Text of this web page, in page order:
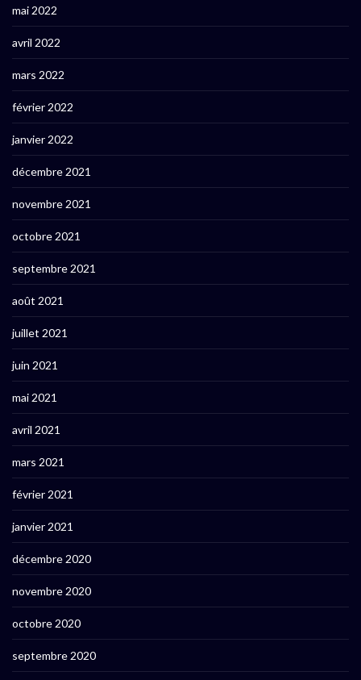
mai 2022
avril 2022
mars 2022
février 2022
janvier 2022
décembre 2021
novembre 2021
octobre 2021
septembre 2021
août 2021
juillet 2021
juin 2021
mai 2021
avril 2021
mars 2021
février 2021
janvier 2021
décembre 2020
novembre 2020
octobre 2020
septembre 2020